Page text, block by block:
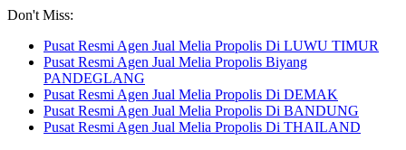
Don't Miss:
Pusat Resmi Agen Jual Melia Propolis Di LUWU TIMUR
Pusat Resmi Agen Jual Melia Propolis Biyang
PANDEGLANG
Pusat Resmi Agen Jual Melia Propolis Di DEMAK
Pusat Resmi Agen Jual Melia Propolis Di BANDUNG
Pusat Resmi Agen Jual Melia Propolis Di THAILAND